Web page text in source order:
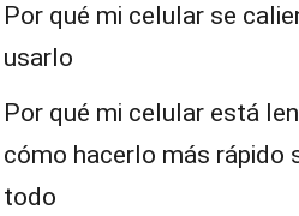
Por qué mi celular se
usarlo
Por qué mi celular está
cómo hacerlo más rápido
todo